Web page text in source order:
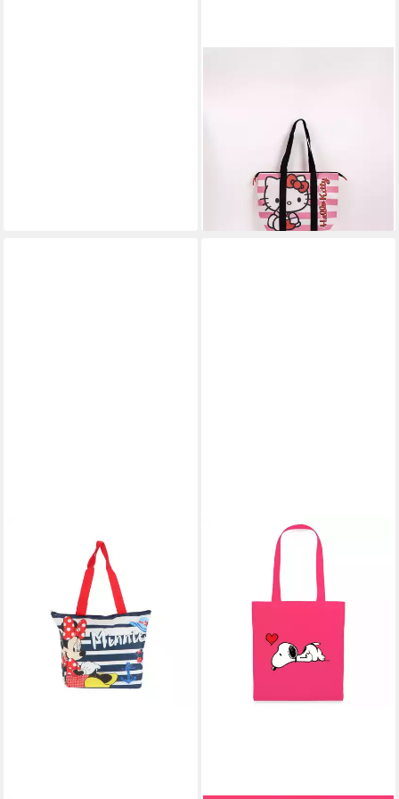
Tasche Strand – Sommer
Freizeit (Einzel, Einzel)
ab 11,25 € 24,95 €
lieferbar - in 3-4 Werktagen bei dir